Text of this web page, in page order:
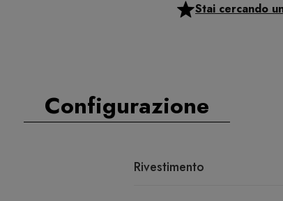
Stai cercando
Configurazione
Rivestimento